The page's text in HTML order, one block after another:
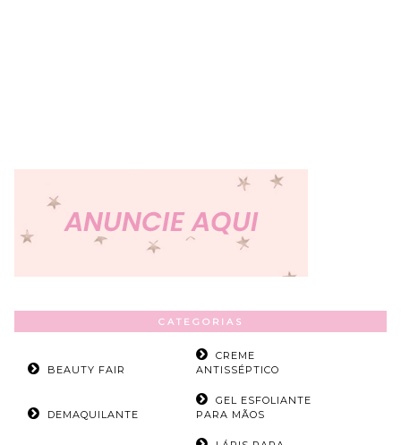
CATEGORIAS
BEAUTY FAIR
CREME
ANTISSÉPTICO
DEMAQUILANTE
GEL ESFOLIANTE
PARA MÃOS